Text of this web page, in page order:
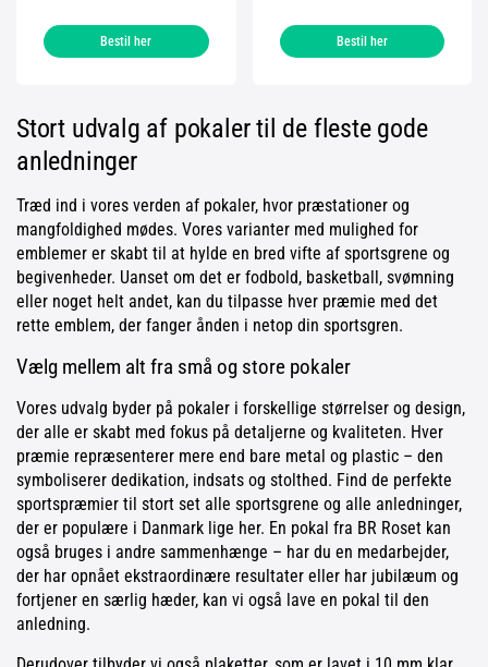
Bestil her Bestil her
Stort udvalg af pokaler til de fleste gode
anledninger
Træd ind i vores verden af pokaler, hvor præstationer og
mangfoldighed mødes. Vores varianter med mulighed for
emblemer er skabt til at hylde en bred vifte af sportsgrene og
begivenheder. Uanset om det er fodbold, basketball, svømning
eller noget helt andet, kan du tilpasse hver præmie med det
rette emblem, der fanger ånden i netop din sportsgren.
Vælg mellem alt fra små og store pokaler
Vores udvalg byder på pokaler i forskellige størrelser og design,
der alle er skabt med fokus på detaljerne og kvaliteten. Hver
præmie repræsenterer mere end bare metal og plastic – den
symboliserer dedikation, indsats og stolthed. Find de perfekte
sportspræmier til stort set alle sportsgrene og alle anledninger,
der er populære i Danmark lige her. En pokal fra BR Roset kan
også bruges i andre sammenhænge – har du en medarbejder,
der har opnået ekstraordinære resultater eller har jubilæum og
fortjener en særlig hæder, kan vi også lave en pokal til den
anledning.